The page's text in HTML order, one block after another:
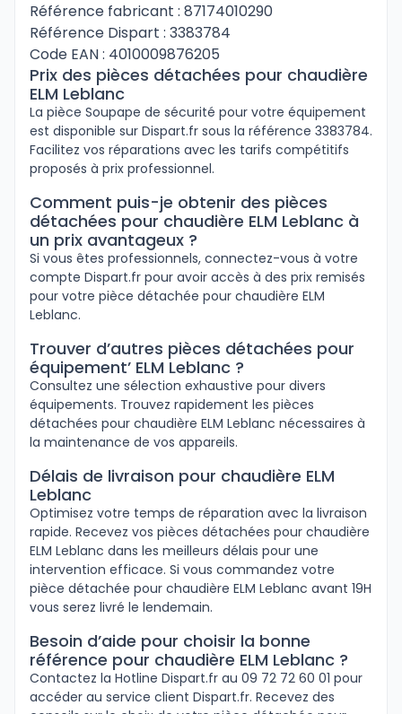
Référence fabricant : 87174010290
Référence Dispart : 3383784
Code EAN : 4010009876205
Prix des pièces détachées pour chaudière
ELM Leblanc
La pièce Soupape de sécurité pour votre équipement
est disponible sur Dispart.fr sous la référence 3383784.
Facilitez vos réparations avec les tarifs compétitifs
proposés à prix professionnel.
Comment puis-je obtenir des pièces
détachées pour chaudière ELM Leblanc à
un prix avantageux ?
Si vous êtes professionnels, connectez-vous à votre
compte Dispart.fr pour avoir accès à des prix remisés
pour votre pièce détachée pour chaudière ELM
Leblanc.
Trouver d’autres pièces détachées pour
équipement’ ELM Leblanc ?
Consultez une sélection exhaustive pour divers
équipements. Trouvez rapidement les pièces
détachées pour chaudière ELM Leblanc nécessaires à
la maintenance de vos appareils.
Délais de livraison pour chaudière ELM
Leblanc
Optimisez votre temps de réparation avec la livraison
rapide. Recevez vos pièces détachées pour chaudière
ELM Leblanc dans les meilleurs délais pour une
intervention efficace. Si vous commandez votre
pièce détachée pour chaudière ELM Leblanc avant 19H
vous serez livré le lendemain.
Besoin d’aide pour choisir la bonne
référence pour chaudière ELM Leblanc ?
Contactez la Hotline Dispart.fr au 09 72 72 60 01 pour
accéder au service client Dispart.fr. Recevez des